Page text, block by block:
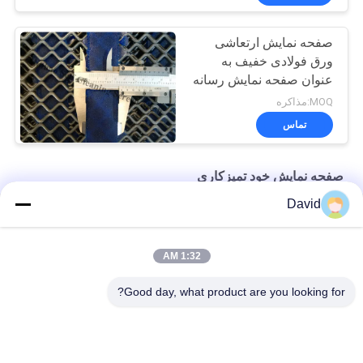
صفحه نمایش ارتعاشی
ورق فولادی خفیف به
عنوان صفحه نمایش رسانه
های جمع و جور برای
صفحه نمایش سنگ
MOQ:مذاکره
تماس
صفحه نمایش خود تمیزکاری
سرند ارتعاشی معدن شن و ماسه شیکر برای شستشوی ماسه سیلیس
David
1:32 AM
Good day, what product are you looking for?